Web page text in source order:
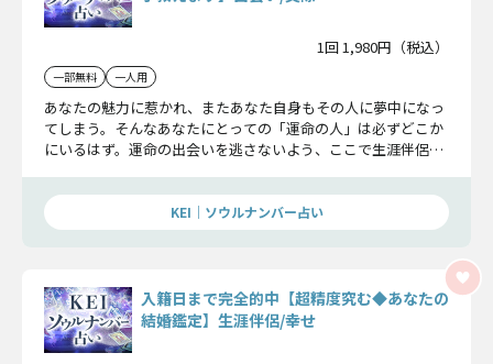
1回 1,980円（税込）
一部無料 一人用
あなたの魅力に惹かれ、またあなた自身もその人に夢中になっ
てしまう。そんなあなたにとっての「運命の人」は必ずどこか
にいるはず。運命の出会いを逃さないよう、ここで生涯伴侶の
KEI｜ソウルナンバー占い
入籍日まで完全的中【超精度究む◆あなたの
結婚鑑定】生涯伴侶/幸せ